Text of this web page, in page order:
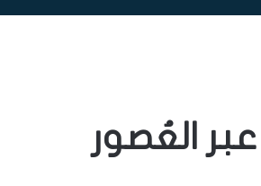
العُصور